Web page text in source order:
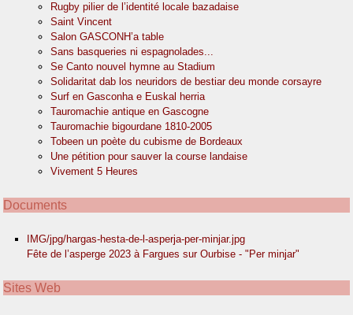
Rugby pilier de l’identité locale bazadaise
Saint Vincent
Salon GASCONH’a table
Sans basqueries ni espagnolades...
Se Canto nouvel hymne au Stadium
Solidaritat dab los neuridors de bestiar deu monde corsayre
Surf en Gasconha e Euskal herria
Tauromachie antique en Gascogne
Tauromachie bigourdane 1810-2005
Tobeen un poète du cubisme de Bordeaux
Une pétition pour sauver la course landaise
Vivement 5 Heures
Documents
IMG/jpg/hargas-hesta-de-l-asperja-per-minjar.jpg
Fête de l’asperge 2023 à Fargues sur Ourbise - "Per minjar"
Sites Web